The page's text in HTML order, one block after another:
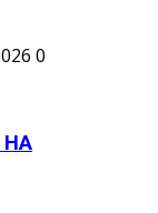
0
НА